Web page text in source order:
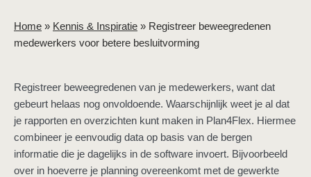
Home » Kennis & Inspiratie » Registreer beweegredenen
medewerkers voor betere besluitvorming
Registreer beweegredenen van je medewerkers, want dat
gebeurt helaas nog onvoldoende. Waarschijnlijk weet je al dat
je rapporten en overzichten kunt maken in Plan4Flex. Hiermee
combineer je eenvoudig data op basis van de bergen
informatie die je dagelijks in de software invoert. Bijvoorbeeld
over in hoeverre je planning overeenkomt met de gewerkte